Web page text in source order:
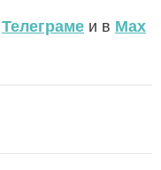
Телеграме и в Max